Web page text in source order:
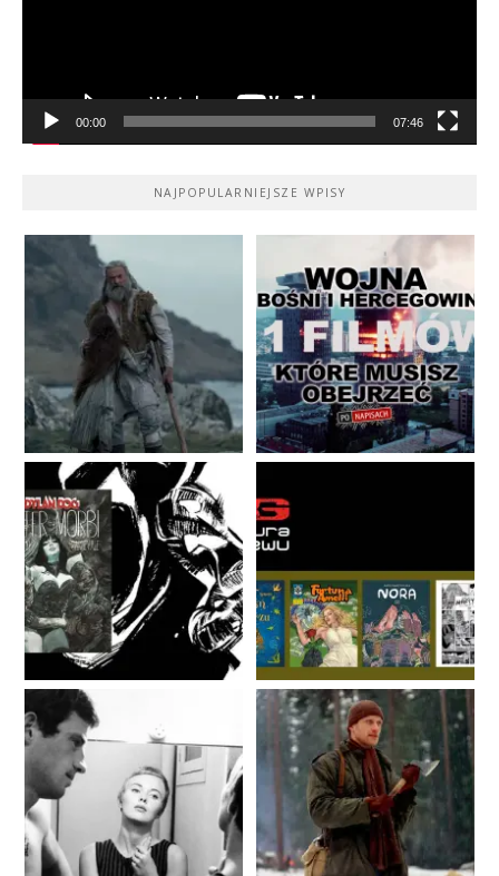
00:00 07:46
NAJPOPULARNIEJSZE WPISY